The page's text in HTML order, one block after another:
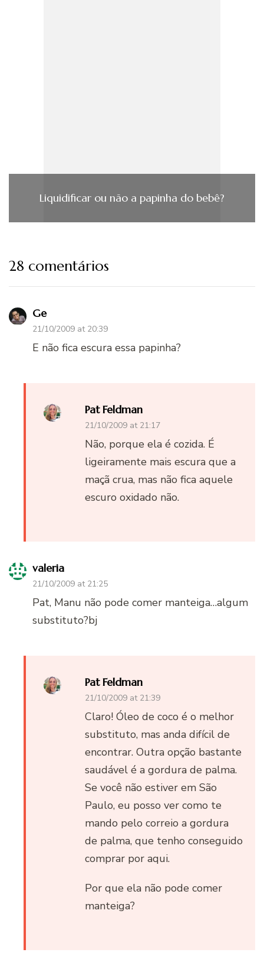
Liquidificar ou não a papinha do bebê?
28 comentários
Ge
21/10/2009 at 20:39
E não fica escura essa papinha?
Pat Feldman
21/10/2009 at 21:17
Não, porque ela é cozida. É
ligeiramente mais escura que a
maçã crua, mas não fica aquele
escuro oxidado não.
valeria
21/10/2009 at 21:25
Pat, Manu não pode comer manteiga…algum
substituto?bj
Pat Feldman
21/10/2009 at 21:39
Claro! Óleo de coco é o melhor
substituto, mas anda difícil de
encontrar. Outra opção bastante
saudável é a gordura de palma.
Se você não estiver em São
Paulo, eu posso ver como te
mando pelo correio a gordura
de palma, que tenho conseguido
comprar por aqui.
Por que ela não pode comer
manteiga?